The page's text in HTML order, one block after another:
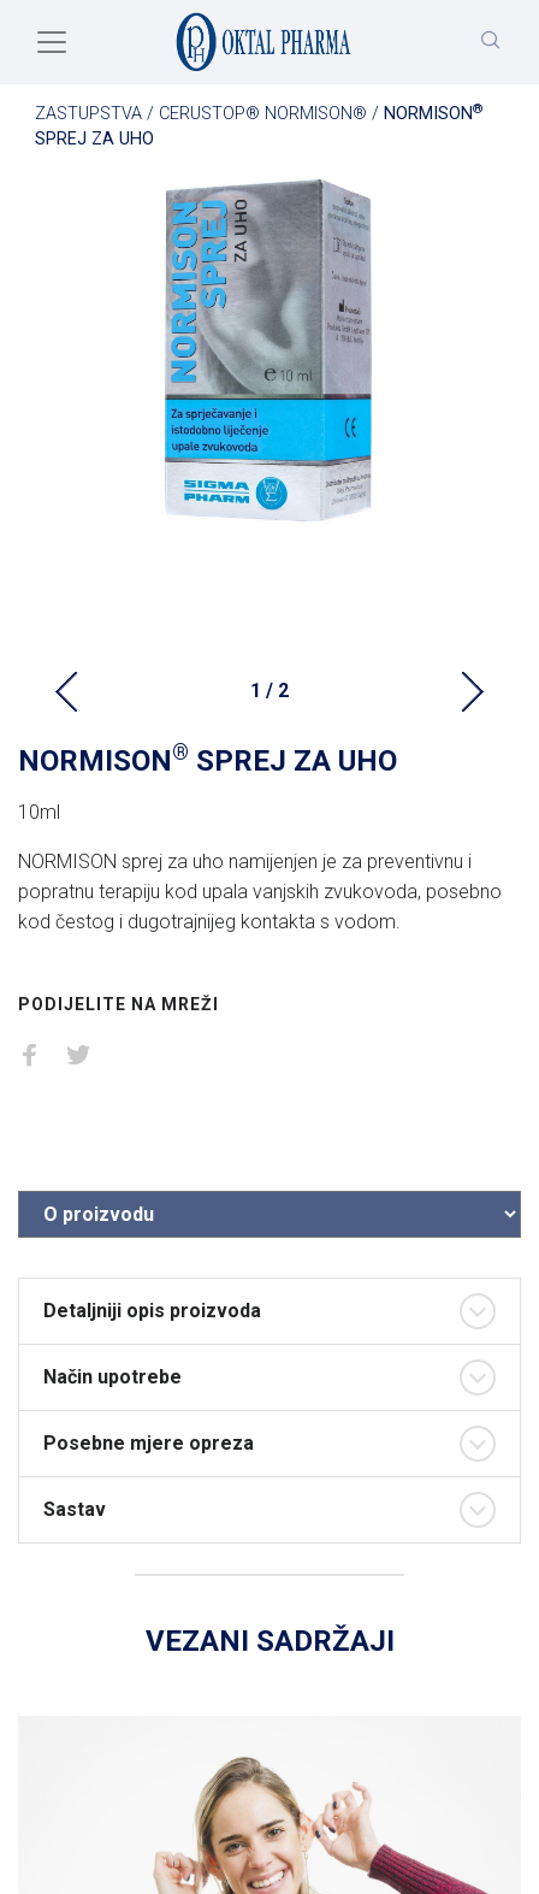
ZASTUPSTVA / CERUSTOP® NORMISON® / NORMISON®
SPREJ ZA UHO
1 / 2
NORMISON® SPREJ ZA UHO
10ml
NORMISON sprej za uho namijenjen je za preventivnu i
popratnu terapiju kod upala vanjskih zvukovoda, posebno
kod čestog i dugotrajnijeg kontakta s vodom.
PODIJELITE NA MREŽI
Detaljniji opis proizvoda
Način upotrebe
Posebne mjere opreza
Sastav
VEZANI SADRŽAJI